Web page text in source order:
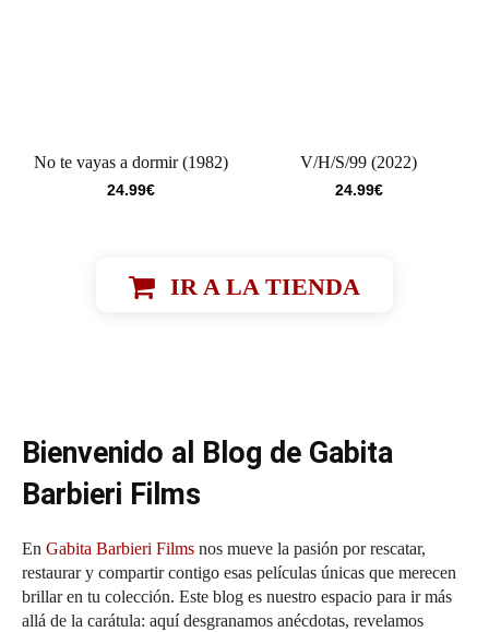
No te vayas a dormir (1982)
24.99€
V/H/S/99 (2022)
24.99€
IR A LA TIENDA
Bienvenido al Blog de Gabita
Barbieri Films
En Gabita Barbieri Films nos mueve la pasión por rescatar,
restaurar y compartir contigo esas películas únicas que merecen
brillar en tu colección. Este blog es nuestro espacio para ir más
allá de la carátula: aquí desgranamos anécdotas, revelamos